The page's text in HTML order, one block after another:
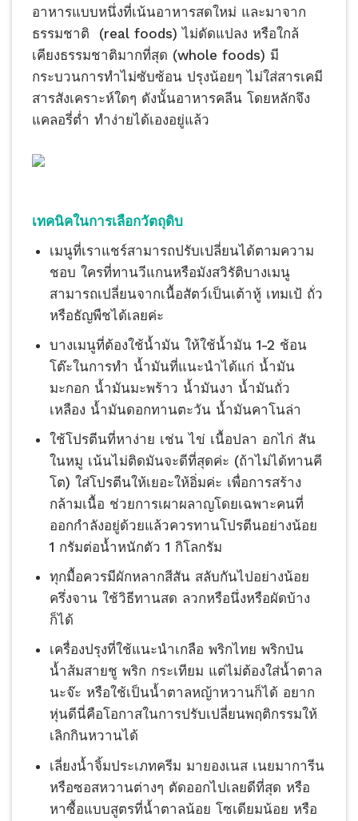
อาหารแบบหนึ่งที่เน้นอาหารสดใหม่ และมาจาก
ธรรมชาติ (real foods) ไม่ดัดแปลง หรือใกล้
เคียงธรรมชาติมากที่สุด (whole foods) มี
กระบวนการทำไม่ซับซ้อน ปรุงน้อยๆ ไม่ใส่สารเคมี
สารสังเคราะห์ใดๆ ดังนั้นอาหารคลีน โดยหลักจึง
แคลอรี่ต่ำ ทำง่ายได้เองอยู่แล้ว
เทคนิคในการเลือกวัตถุดิบ
เมนูที่เราแชร์สามารถปรับเปลี่ยนได้ตามความ
ชอบ ใครที่ทานวีแกนหรือมังสวิรัติบางเมนู
สามารถเปลี่ยนจากเนื้อสัตว์เป็นเต้าหู้ เทมเป้ ถั่ว
หรือธัญพืชได้เลยค่ะ
บางเมนูที่ต้องใช้น้ำมัน ให้ใช้น้ำมัน 1-2 ช้อน
โต๊ะในการทำ น้ำมันที่แนะนำได้แก่ น้ำมัน
มะกอก น้ำมันมะพร้าว น้ำมันงา น้ำมันถั่ว
เหลือง น้ำมันดอกทานตะวัน น้ำมันคาโนล่า
ใช้โปรตีนที่หาง่าย เช่น ไข่ เนื้อปลา อกไก่ สัน
ในหมู เน้นไม่ติดมันจะดีที่สุดค่ะ (ถ้าไม่ได้ทานคี
โต) ใส่โปรตีนให้เยอะให้อิ่มค่ะ เพื่อการสร้าง
กล้ามเนื้อ ช่วยการเผาผลาญโดยเฉพาะคนที่
ออกกำลังอยู่ด้วยแล้วควรทานโปรตีนอย่างน้อย
1 กรัมต่อน้ำหนักตัว 1 กิโลกรัม
ทุกมื้อควรมีผักหลากสีสัน สลับกันไปอย่างน้อย
ครึ่งจาน ใช้วิธีทานสด ลวกหรือนึ่งหรือผัดบ้าง
ก็ได้
เครื่องปรุงที่ใช้แนะนำเกลือ พริกไทย พริกป่น
น้ำส้มสายชู พริก กระเทียม แต่ไม่ต้องใส่น้ำตาล
นะจ๊ะ หรือใช้เป็นน้ำตาลหญ้าหวานก็ได้ อยาก
หุ่นดีนี่คือโอกาสในการปรับเปลี่ยนพฤติกรรมให้
เลิกกินหวานได้
เลี่ยงน้ำจิ้มประเภทครีม มายองเนส เนยมาการีน
หรือซอสหวานต่างๆ ตัดออกไปเลยดีที่สุด หรือ
หาซื้อแบบสูตรที่น้ำตาลน้อย โซเดียมน้อย หรือ